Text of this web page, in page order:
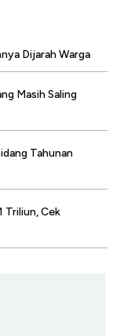
Dijarah Warga
Masih Saling
Tahunan
Triliun, Cek